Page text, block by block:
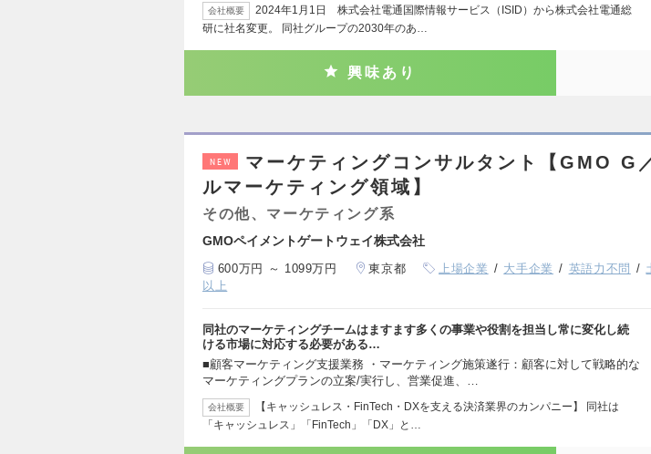
会社概要
2024年1月1日 株式会社電通国際情報サービス（ISID）から株式会社電通総
研に社名変更。 同社グループの2030年のあ…
興味あり
NEW
マーケティングコンサルタント【GMO G
ルマーケティング領域】
その他、マーケティング系
GMOペイメントゲートウェイ株式会社
600万円 ～ 1099万円 東京都 上場企業 大手企業 英語力不問
以上
同社のマーケティングチームはますます多くの事業や役割を担当し常に変化し続
ける市場に対応する必要がある…
■顧客マーケティング支援業務 ・マーケティング施策遂行：顧客に対して戦略的な
マーケティングプランの立案/実行し、営業促進、…
会社概要
【キャッシュレス・FinTech・DXを支える決済業界のカンパニー】 同社は
「キャッシュレス」「FinTech」「DX」と…